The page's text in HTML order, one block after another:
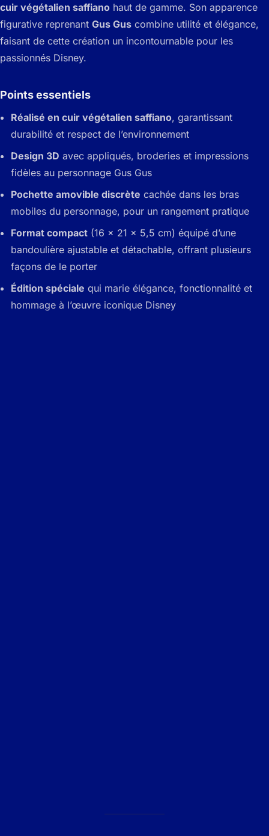
cuir végétalien saffiano haut de gamme. Son apparence
figurative reprenant Gus Gus combine utilité et élégance,
faisant de cette création un incontournable pour les
passionnés Disney.
Points essentiels
Réalisé en cuir végétalien saffiano, garantissant
durabilité et respect de l’environnement
Design 3D avec appliqués, broderies et impressions
fidèles au personnage Gus Gus
Pochette amovible discrète cachée dans les bras
mobiles du personnage, pour un rangement pratique
Format compact (16 x 21 x 5,5 cm) équipé d’une
bandoulière ajustable et détachable, offrant plusieurs
façons de le porter
Édition spéciale qui marie élégance, fonctionnalité et
hommage à l’œuvre iconique Disney